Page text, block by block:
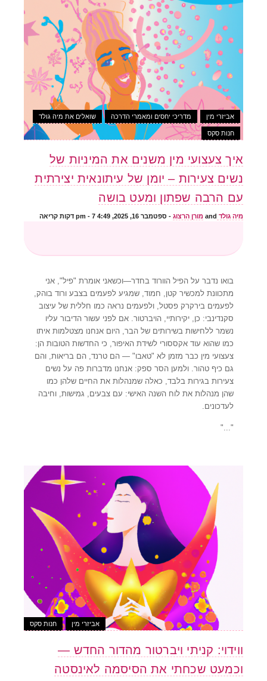
אביזרי מין מדריכי יחסים ומאמרי הדרכה שואלים את מיה גולד
חנות סקס
איך צעצועי מין משנים את המיניות של
נשים צעירות – יומן של עיתונאית יצירתית
עם הרבה שפתון ומעט בושה
מיה גולד and מורן הרצוג - ספטמבר 16, 2025, 4:49 pm - 7 דקות קריאה
בואו נדבר על הפיל הוורוד בחדר—וכשאני אומרת "פיל", אני
מתכוונת למכשיר קטן, חמוד, שמגיע לפעמים בצבע ורוד בוהק,
לפעמים בירקרק פסטל, ולפעמים נראה כמו חללית של עיצוב
סקנדינבי: כן, יקירותיי, הויברטור. אם לפני עשור הדיבור עליו
נשמר ללחישות בשירותים של הבר, היום אנחנו מצטלמות איתו
כמו שהוא עוד אקססורי לשידת האיפור, כי החדשות הטובות הן:
צעצועי מין כבר מזמן לא "טאבו" — הם טרנד, הם בריאות, והם
גם כיף טהור. ולמען הסר ספק: אנחנו מדברות פה על נשים
צעירות בגירות בלבד, כאלה שמנהלות את החיים שלהן כמו
שהן מנהלות את לוח השנה האישי: עם צבעים, גמישות, וחיבה
לעדכונים.
"..."
אביזרי מין חנות סקס
ווידוי: קניתי ויברטור מהדור החדש —
וכמעט שכחתי את הסיסמה לאינסטה